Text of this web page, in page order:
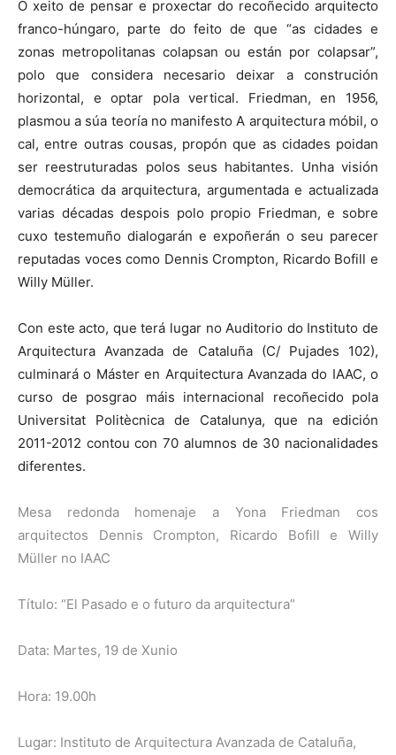
O xeito de pensar e proxectar do recoñecido arquitecto
franco-húngaro, parte do feito de que “as cidades e
zonas metropolitanas colapsan ou están por colapsar”,
polo que considera necesario deixar a construción
horizontal, e optar pola vertical. Friedman, en 1956,
plasmou a súa teoría no manifesto A arquitectura móbil, o
cal, entre outras cousas, propón que as cidades poidan
ser reestruturadas polos seus habitantes. Unha visión
democrática da arquitectura, argumentada e actualizada
varias décadas despois polo propio Friedman, e sobre
cuxo testemuño dialogarán e expoñerán o seu parecer
reputadas voces como Dennis Crompton, Ricardo Bofill e
Willy Müller.
Con este acto, que terá lugar no Auditorio do Instituto de
Arquitectura Avanzada de Cataluña (C/ Pujades 102),
culminará o Máster en Arquitectura Avanzada do IAAC, o
curso de posgrao máis internacional recoñecido pola
Universitat Politècnica de Catalunya, que na edición
2011-2012 contou con 70 alumnos de 30 nacionalidades
diferentes.
Mesa redonda homenaje a Yona Friedman cos
arquitectos Dennis Crompton, Ricardo Bofill e Willy
Müller no IAAC
Título: “El Pasado e o futuro da arquitectura”
Data: Martes, 19 de Xunio
Hora: 19.00h
Lugar: Instituto de Arquitectura Avanzada de Cataluña,